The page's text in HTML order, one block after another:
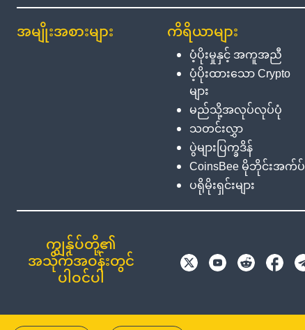
အမျိုးအစားများ ကိရိယာများ
ပံ့ပိုးမှုနှင့် အကူအညီ
ပံ့ပိုးထားသော Crypto
များ
မည်သို့အလုပ်လုပ်ပုံ
သတင်းလွှာ
ပွဲများပြက္ခဒိန်
CoinsBee မိုဘိုင်းအက်ပ်
ပရိုမိုးရှင်းများ
ကျွန်ုပ်တို့၏
အသိုက်အဝန်းတွင်
ပါဝင်ပါ